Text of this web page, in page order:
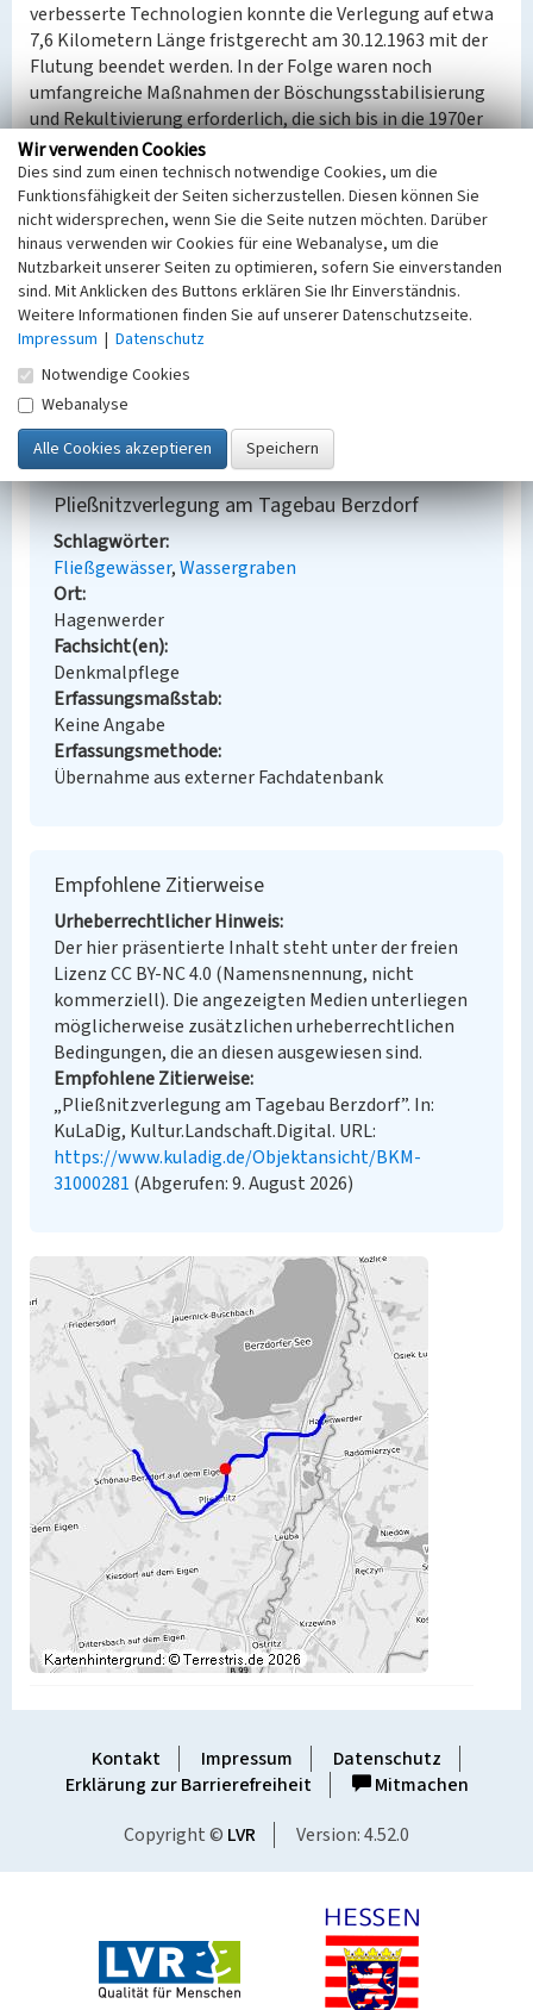
verbesserte Technologien konnte die Verlegung auf etwa
7,6 Kilometern Länge fristgerecht am 30.12.1963 mit der
Flutung beendet werden. In der Folge waren noch
umfangreiche Maßnahmen der Böschungsstabilisierung
und Rekultivierung erforderlich, die sich bis in die 1970er
Jahre hinzogen.
Trotz Bewuchses ist die verwendete Technologie anhand
von Bermen und schiefen Ebenen für die Transportgleise
stellenweise noch nachzuvollziehen. In der Zukunft wird
ein höherer Anteil an einheimischen Gehölzen im Umfeld
des Flussbettes angestrebt.
Die Verlegung der Pließnitz als Teil der
Bergbaufolgelandschaft ist ingenieurtechnisch, in der
Entwicklung von Rekultivierungsmaßnahmen sowie
bergbaugeschichtlich von Interesse.
LfD-BKM/2023
Pließnitzverlegung am Tagebau Berzdorf
Schlagwörter
Fließgewässer Wassergraben
Ort
Hagenwerder
Fachsicht(en)
Denkmalpflege
Erfassungsmaßstab
Keine Angabe
Erfassungsmethode
Übernahme aus externer Fachdatenbank
Empfohlene Zitierweise
Urheberrechtlicher Hinweis
Der hier präsentierte Inhalt steht unter der freien
Lizenz CC BY-NC 4.0 (Namensnennung, nicht
kommerziell). Die angezeigten Medien unterliegen
möglicherweise zusätzlichen urheberrechtlichen
Bedingungen, die an diesen ausgewiesen sind.
Empfohlene Zitierweise
„Pließnitzverlegung am Tagebau Berzdorf”. In:
KuLaDig, Kultur.Landschaft.Digital. URL:
https://www.kuladig.de/Objektansicht/BKM-
31000281 (Abgerufen: 9. August 2026)
Kontakt Impressum
Datenschutz
Erklärung zur Barrierefreiheit
Mitmachen
Copyright © LVR Version: 4.52.0
Wir verwenden Cookies
Dies sind zum einen technisch notwendige Cookies, um die
Funktionsfähigkeit der Seiten sicherzustellen. Diesen können Sie
nicht widersprechen, wenn Sie die Seite nutzen möchten. Darüber
hinaus verwenden wir Cookies für eine Webanalyse, um die
Nutzbarkeit unserer Seiten zu optimieren, sofern Sie einverstanden
sind. Mit Anklicken des Buttons erklären Sie Ihr Einverständnis.
Weitere Informationen finden Sie auf unserer Datenschutzseite.
Impressum | Datenschutz
Notwendige Cookies
Webanalyse